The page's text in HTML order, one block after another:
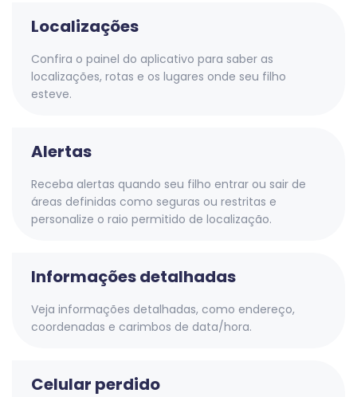
Localizações
Confira o painel do aplicativo para saber as
localizações, rotas e os lugares onde seu filho
esteve.
Alertas
Receba alertas quando seu filho entrar ou sair de
áreas definidas como seguras ou restritas e
personalize o raio permitido de localização.
Informações detalhadas
Veja informações detalhadas, como endereço,
coordenadas e carimbos de data/hora.
Celular perdido